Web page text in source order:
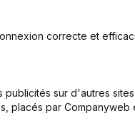
correcte et
sur d'autres
placés par